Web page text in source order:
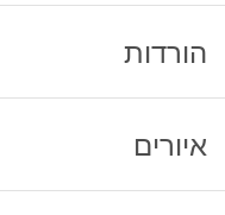
הורדות
איורים